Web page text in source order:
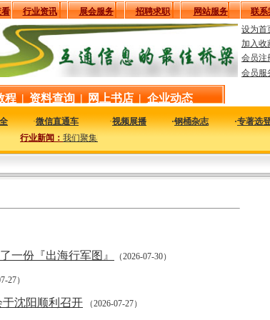
行业资讯 展会服务 招聘求职 网站服务
联系
设为首
加入收
会员注
会员服
程 | 资料查询 | 网上书店 | 企业动态
·微信直通车 ·视频展播 ·钢桶杂志 ·专著选
行业新闻： 我们聚集国内外钢桶包装行业相关的新闻资料，让您足
一份『出海行军图』 （2026-07-30）
27）
沈阳顺利召开 （2026-07-27）